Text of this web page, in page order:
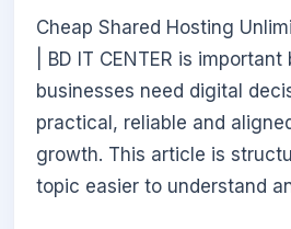
Cheap Shared Hosting
| BD IT CENTER is
businesses need digital
practical, reliable and
growth. This article is
topic easier to understand